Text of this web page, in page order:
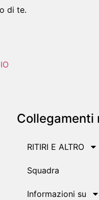
di te.
Collegamenti
RITIRI E ALTRO
Squadra
Informazioni su